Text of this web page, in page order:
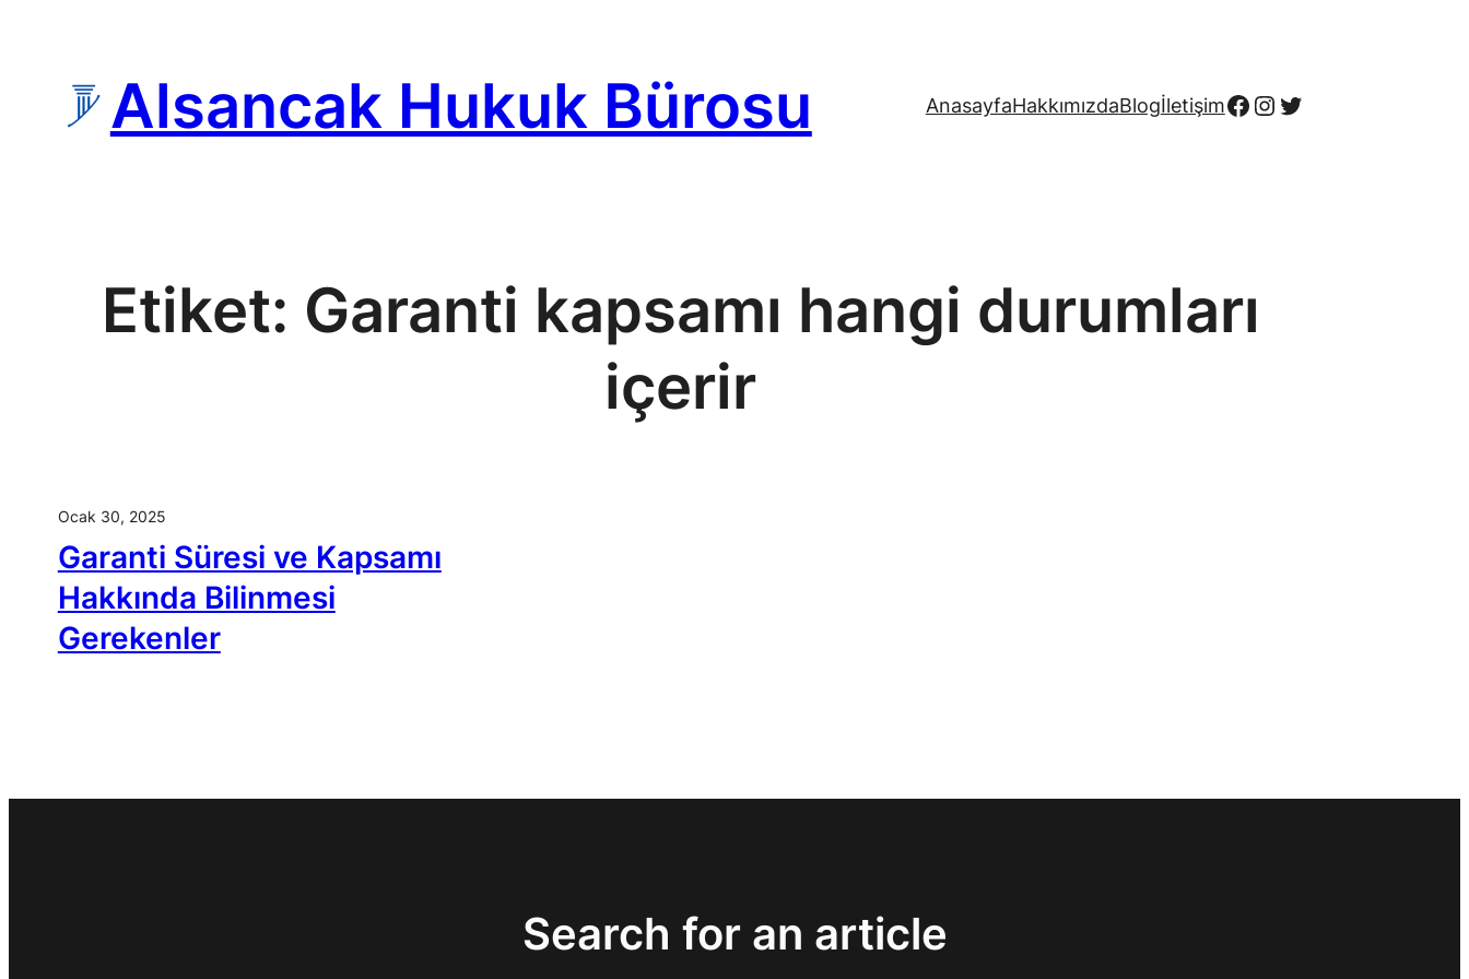
Alsancak Hukuk Bürosu AnasayfaHakkımızdaBlogİletişimFacebook
Instagram
Twitter
Etiket: Garanti kapsamı hangi durumları
içerir
Ocak 30, 2025
Garanti Süresi ve Kapsamı
Hakkında Bilinmesi
Gerekenler
Search for an article